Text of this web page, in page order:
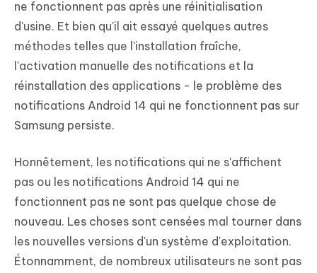
ne fonctionnent pas après une réinitialisation
d'usine. Et bien qu'il ait essayé quelques autres
méthodes telles que l'installation fraîche,
l'activation manuelle des notifications et la
réinstallation des applications - le problème des
notifications Android 14 qui ne fonctionnent pas sur
Samsung persiste.
Honnêtement, les notifications qui ne s'affichent
pas ou les notifications Android 14 qui ne
fonctionnent pas ne sont pas quelque chose de
nouveau. Les choses sont censées mal tourner dans
les nouvelles versions d'un système d'exploitation.
Étonnamment, de nombreux utilisateurs ne sont pas